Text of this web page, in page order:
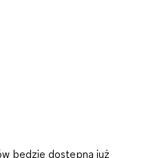
będzie dostępna już